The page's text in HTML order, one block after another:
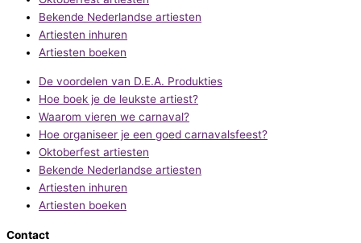
Bekende Nederlandse artiesten
Artiesten inhuren
Artiesten boeken
De voordelen van D.E.A. Produkties
Hoe boek je de leukste artiest?
Waarom vieren we carnaval?
Hoe organiseer je een goed carnavalsfeest?
Oktoberfest artiesten
Bekende Nederlandse artiesten
Artiesten inhuren
Artiesten boeken
Contact